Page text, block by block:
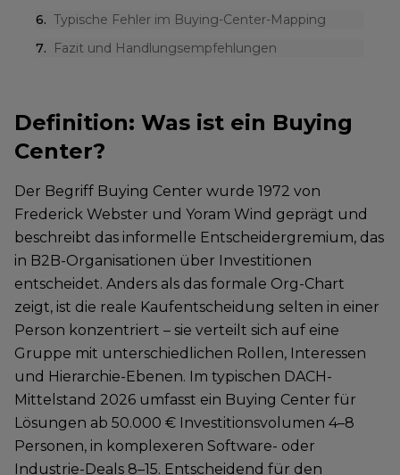
6. Typische Fehler im Buying-Center-Mapping
7. Fazit und Handlungsempfehlungen
Definition: Was ist ein Buying
Center?
Der Begriff Buying Center wurde 1972 von
Frederick Webster und Yoram Wind geprägt und
beschreibt das informelle Entscheidergremium, das
in B2B-Organisationen über Investitionen
entscheidet. Anders als das formale Org-Chart
zeigt, ist die reale Kaufentscheidung selten in einer
Person konzentriert – sie verteilt sich auf eine
Gruppe mit unterschiedlichen Rollen, Interessen
und Hierarchie-Ebenen. Im typischen DACH-
Mittelstand 2026 umfasst ein Buying Center für
Lösungen ab 50.000 € Investitionsvolumen 4–8
Personen, in komplexeren Software- oder
Industrie-Deals 8–15. Entscheidend für den